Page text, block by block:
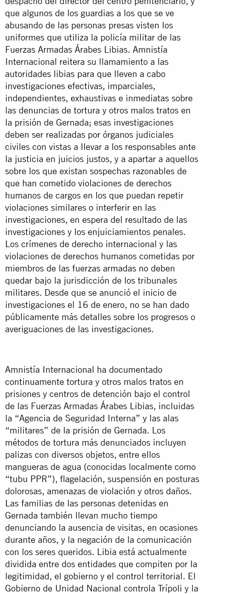
que algunos de los guardias a los que se ve
abusando de las personas presas visten los
uniformes que utiliza la policía militar de las
Fuerzas Armadas Árabes Libias. Amnistía
Internacional reitera su llamamiento a las
autoridades libias para que lleven a cabo
investigaciones efectivas, imparciales,
independientes, exhaustivas e inmediatas sobre
las denuncias de tortura y otros malos tratos en
la prisión de Gernada; esas investigaciones
deben ser realizadas por órganos judiciales
civiles con vistas a llevar a los responsables ante
la justicia en juicios justos, y a apartar a aquellos
sobre los que existan sospechas razonables de
que han cometido violaciones de derechos
humanos de cargos en los que puedan repetir
violaciones similares o interferir en las
investigaciones, en espera del resultado de las
investigaciones y los enjuiciamientos penales.
Los crímenes de derecho internacional y las
violaciones de derechos humanos cometidas por
miembros de las fuerzas armadas no deben
quedar bajo la jurisdicción de los tribunales
militares. Desde que se anunció el inicio de
investigaciones el 16 de enero, no se han dado
públicamente más detalles sobre los progresos o
averiguaciones de las investigaciones.
Amnistía Internacional ha documentado
continuamente tortura y otros malos tratos en
prisiones y centros de detención bajo el control
de las Fuerzas Armadas Árabes Libias, incluidas
la “Agencia de Seguridad Interna” y las alas
“militares” de la prisión de Gernada. Los
métodos de tortura más denunciados incluyen
palizas con diversos objetos, entre ellos
mangueras de agua (conocidas localmente como
“tubu PPR”), flagelación, suspensión en posturas
dolorosas, amenazas de violación y otros daños.
Las familias de las personas detenidas en
Gernada también llevan mucho tiempo
denunciando la ausencia de visitas, en ocasiones
durante años, y la negación de la comunicación
con los seres queridos. Libia está actualmente
dividida entre dos entidades que compiten por la
legitimidad, el gobierno y el control territorial. El
Gobierno de Unidad Nacional controla Trípoli y la